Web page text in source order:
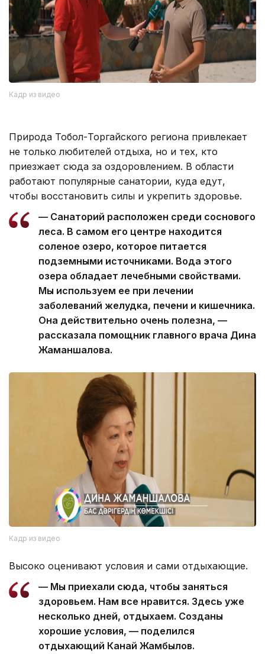
Кадр из видео
Природа Тобол-Торгайского региона привлекает
не только любителей отдыха, но и тех, кто
приезжает сюда за оздоровлением. В области
работают популярные санатории, куда едут,
чтобы восстановить силы и укрепить здоровье.
— Санаторий расположен среди соснового
леса. В самом его центре находится
соленое озеро, которое питается
подземными источниками. Вода этого
озера обладает лечебными свойствами.
Мы используем ее при лечении
заболеваний желудка, печени и кишечника.
Она действительно очень полезна, —
рассказала помощник главного врача Дина
Жаманшалова.
Кадр из видео
Высоко оценивают условия и сами отдыхающие.
— Мы приехали сюда, чтобы заняться
здоровьем. Нам все нравится. Здесь уже
несколько дней, отдыхаем. Созданы
хорошие условия, — поделился
отдыхающий Канай Жамбылов.